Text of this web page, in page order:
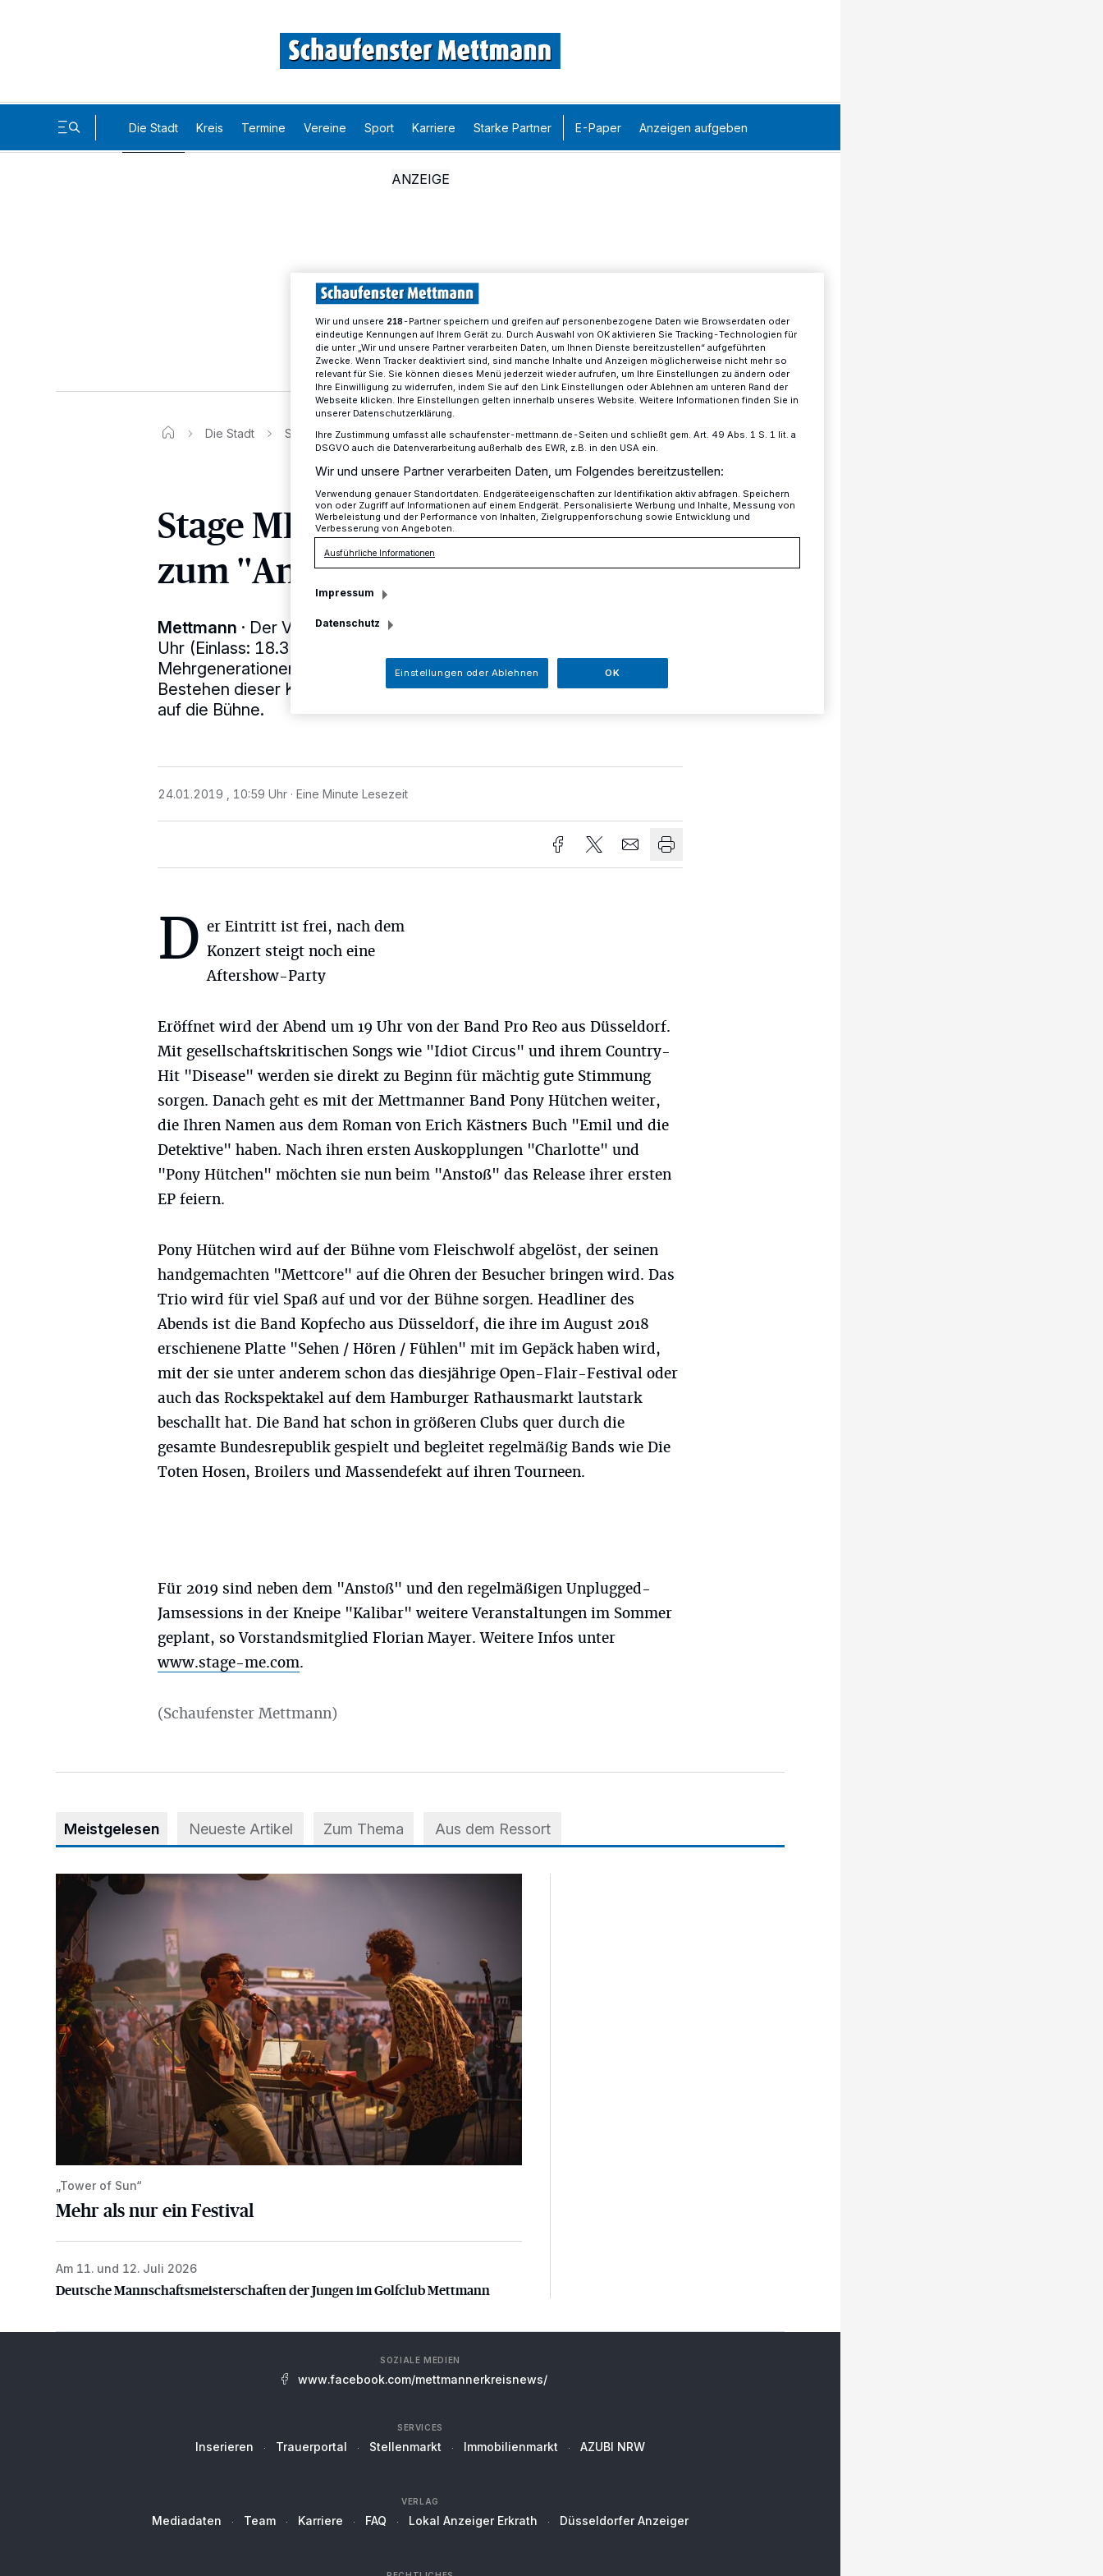
Die Stadt Kreis Termine Vereine Sport Karriere Starke Partner E-Paper Anzeigen aufgeben
Die Stadt Stage ME präsentiert Top-Acts zum ''Anstoß-Zwo-Neunzehn''
Stage ME präsentiert Top-Acts
zum ''Anstoß-Zwo-Neunzehn''
Mettmann · Der Verein Stage ME lädt am Samstag, 2. Februar, ab 19
Uhr (Einlass: 18.30 Uhr) zum "Anstoß Zwo-Neunzehn" ins
Mehrgenerationenhaus, Am Königshof 17-19 ein. Zum fünfjährigen
Bestehen dieser Konzertreihe holt Stage ME wieder einige Top-Acts
auf die Bühne.
24.01.2019 , 10:59 Uhr Eine Minute Lesezeit
D er Eintritt ist frei, nach dem
Konzert steigt noch eine
Aftershow-Party
Eröffnet wird der Abend um 19 Uhr von der Band Pro Reo aus Düsseldorf.
Mit gesellschaftskritischen Songs wie "Idiot Circus" und ihrem Country-
Hit "Disease" werden sie direkt zu Beginn für mächtig gute Stimmung
sorgen. Danach geht es mit der Mettmanner Band Pony Hütchen weiter,
die Ihren Namen aus dem Roman von Erich Kästners Buch "Emil und die
Detektive" haben. Nach ihren ersten Auskopplungen "Charlotte" und
"Pony Hütchen" möchten sie nun beim "Anstoß" das Release ihrer ersten
EP feiern.
Pony Hütchen wird auf der Bühne vom Fleischwolf abgelöst, der seinen
handgemachten "Mettcore" auf die Ohren der Besucher bringen wird. Das
Trio wird für viel Spaß auf und vor der Bühne sorgen. Headliner des
Abends ist die Band Kopfecho aus Düsseldorf, die ihre im August 2018
erschienene Platte "Sehen / Hören / Fühlen" mit im Gepäck haben wird,
mit der sie unter anderem schon das diesjährige Open-Flair-Festival oder
auch das Rockspektakel auf dem Hamburger Rathausmarkt lautstark
beschallt hat. Die Band hat schon in größeren Clubs quer durch die
gesamte Bundesrepublik gespielt und begleitet regelmäßig Bands wie Die
Toten Hosen, Broilers und Massendefekt auf ihren Tourneen.
Für 2019 sind neben dem "Anstoß" und den regelmäßigen Unplugged-
Jamsessions in der Kneipe "Kalibar" weitere Veranstaltungen im Sommer
geplant, so Vorstandsmitglied Florian Mayer. Weitere Infos unter
www.stage-me.com.
(Schaufenster Mettmann)
Meistgelesen Neueste Artikel Zum Thema Aus dem Ressort
Mehr als nur ein Festival
„Tower of Sun“
Mehr als nur ein Festival
Deutsche Mannschaftsmeisterschaften der Jungen im Golfclub Mettmann
Am 11. und 12. Juli 2026
Deutsche Mannschaftsmeisterschaften der Jungen im Golfclub Mettmann
SOZIALE MEDIEN
www.facebook.com/mettmannerkreisnews/
SERVICES
Inserieren Trauerportal Stellenmarkt Immobilienmarkt AZUBI NRW
VERLAG
Mediadaten Team Karriere FAQ Lokal Anzeiger Erkrath Düsseldorfer Anzeiger
Wir und unsere 218-Partner speichern und greifen auf personenbezogene Daten wie Browserdaten oder
eindeutige Kennungen auf Ihrem Gerät zu. Durch Auswahl von OK aktivieren Sie Tracking-Technologien für
die unter „Wir und unsere Partner verarbeiten Daten, um Ihnen Dienste bereitzustellen“ aufgeführten
Zwecke. Wenn Tracker deaktiviert sind, sind manche Inhalte und Anzeigen möglicherweise nicht mehr so
relevant für Sie. Sie können dieses Menü jederzeit wieder aufrufen, um Ihre Einstellungen zu ändern oder
Ihre Einwilligung zu widerrufen, indem Sie auf den Link Einstellungen oder Ablehnen am unteren Rand der
Webseite klicken. Ihre Einstellungen gelten innerhalb unseres Website. Weitere Informationen finden Sie in
unserer Datenschutzerklärung.
Ihre Zustimmung umfasst alle schaufenster-mettmann.de-Seiten und schließt gem. Art. 49 Abs. 1 S. 1 lit. a
DSGVO auch die Datenverarbeitung außerhalb des EWR, z.B. in den USA ein.
Wir und unsere Partner verarbeiten Daten, um Folgendes bereitzustellen:
Verwendung genauer Standortdaten. Endgeräteeigenschaften zur Identifikation aktiv abfragen. Speichern
von oder Zugriff auf Informationen auf einem Endgerät. Personalisierte Werbung und Inhalte, Messung von
Werbeleistung und der Performance von Inhalten, Zielgruppenforschung sowie Entwicklung und
Verbesserung von Angeboten.
Ausführliche Informationen
Impressum
Datenschutz
Einstellungen oder Ablehnen OK